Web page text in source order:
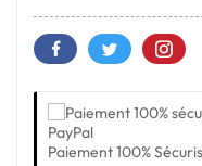
Paiement 100%